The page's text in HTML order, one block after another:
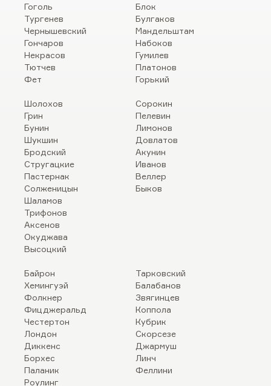
Гоголь
Тургенев
Чернышевский
Гончаров
Некрасов
Тютчев
Фет
Блок
Булгаков
Мандельштам
Набоков
Гумилев
Платонов
Горький
Шолохов
Грин
Бунин
Шукшин
Бродский
Стругацкие
Пастернак
Солженицын
Шаламов
Трифонов
Аксенов
Окуджава
Высоцкий
Сорокин
Пелевин
Лимонов
Довлатов
Акунин
Иванов
Веллер
Быков
Байрон
Хемингуэй
Фолкнер
Фицджеральд
Честертон
Лондон
Диккенс
Борхес
Паланик
Роулинг
Тарковский
Балабанов
Звягинцев
Коппола
Кубрик
Скорсезе
Джармуш
Линч
Феллини